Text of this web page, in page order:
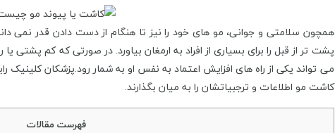
همچون سلامتی و جوانی، مو های خود را نیز تا هنگام از دست دادن قدر نمی
پشت تر از قبل را برای بسیاری از افراد به ارمغان بیاورد. در صورتی که کم پشتی
می تواند یکی از راه های افزایش اعتماد به نفس او به شمار رود.پزشکان کلینیک
کاشت مو اطلاعات و ترجبیاتشان را به میان بگذارند.
فهرست مقالات